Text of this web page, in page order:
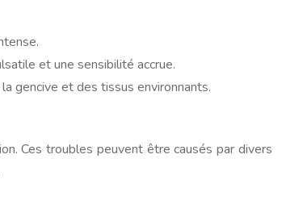
et une sensibilité accrue.
gencive et des tissus environnants.
Ces troubles peuvent être causés par divers